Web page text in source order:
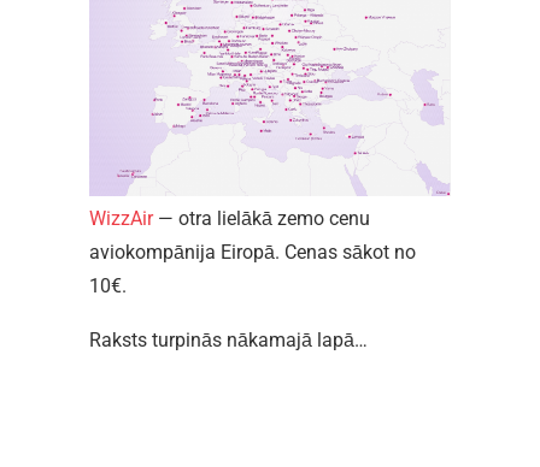
WizzAir— otra lielākā zemo cenu
aviokompānija Eiropā. Cenas sākot no
10€.
Raksts turpinās nākamajā lapā…